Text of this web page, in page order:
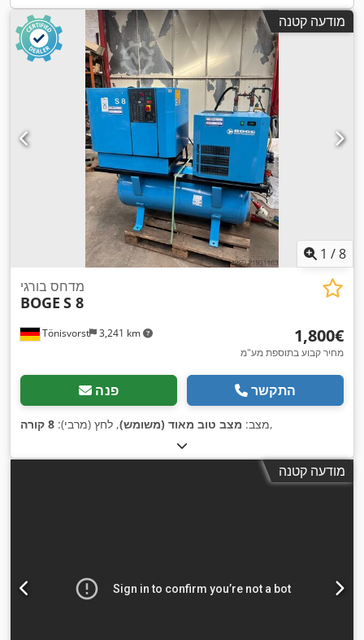
מודעה קטנה
1 /8
Tönisvorst 3,241 km
מדחס בורגי
BOGE S 8
‏1,800 ‏€
מחיר קבוע בתוספת מע"מ
פנה התקשר
מצב: מצב טוב מאוד (משומש), לחץ (מרבי): 8 קורה ,
מודעה קטנה